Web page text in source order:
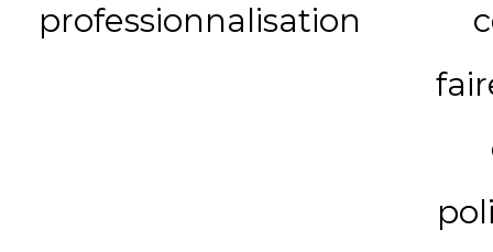
professionnalisation